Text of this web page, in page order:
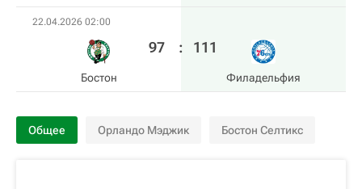
22.04.2026 02:00
Бостон
97 : 111
Филадельфия
Общее Орландо Мэджик Бостон Селтикс